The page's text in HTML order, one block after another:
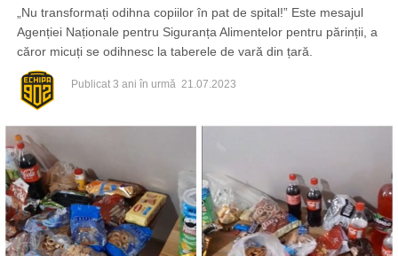
„Nu transformați odihna copiilor în pat de spital!” Este mesajul
Agenției Naționale pentru Siguranța Alimentelor pentru părinții, a
căror micuți se odihnesc la taberele de vară din țară.
Publicat 3 ani în urmă 21.07.2023